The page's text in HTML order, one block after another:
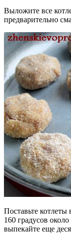
Выложите все
предварительно
Поставьте
160 градусов
выпекайте еще